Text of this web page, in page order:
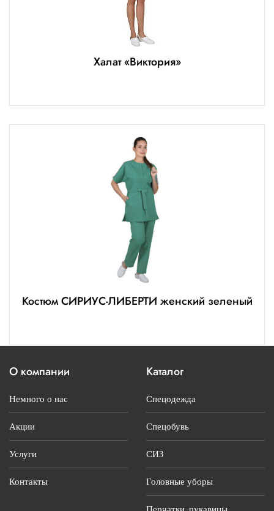
Халат «Виктория»
Костюм СИРИУС-ЛИБЕРТИ женский зеленый
О компании
Немного о нас
Акции
Услуги
Контакты
Каталог
Спецодежда
Спецобувь
СИЗ
Головные уборы